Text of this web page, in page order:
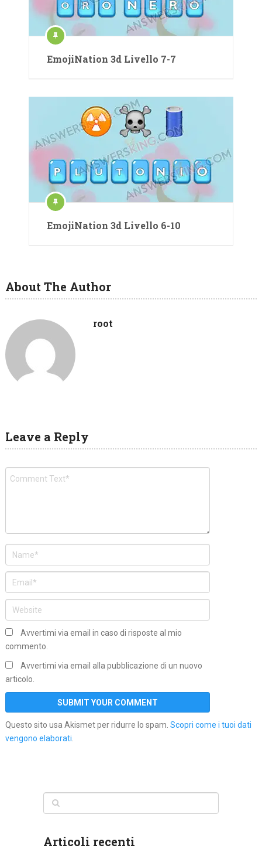
EmojiNation 3d Livello 7-7
EmojiNation 3d Livello 6-10
About The Author
root
Leave a Reply
Avvertimi via email in caso di risposte al mio
commento.
Avvertimi via email alla pubblicazione di un nuovo
articolo.
Questo sito usa Akismet per ridurre lo spam. Scopri come i tuoi dati
vengono elaborati.
Articoli recenti